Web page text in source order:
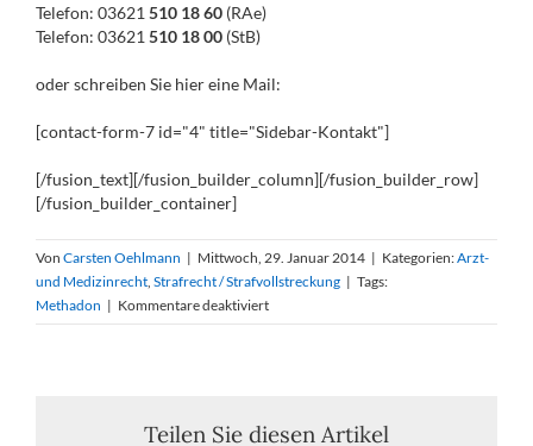
Telefon: 03621 510 18 60 (RAe)
Telefon: 03621 510 18 00 (StB)
oder schreiben Sie hier eine Mail:
[contact-form-7 id="4" title="Sidebar-Kontakt"]
[/fusion_text][/fusion_builder_column][/fusion_builder_row]
[/fusion_builder_container]
Von Carsten Oehlmann | Mittwoch, 29. Januar 2014 | Kategorien:Arzt-
und Medizinrecht Strafrecht / Strafvollstreckung | Tags:
Methadon | Kommentare deaktiviertfür
BGH
Substitutionsarztes
Teilen Sie diesen Artikel